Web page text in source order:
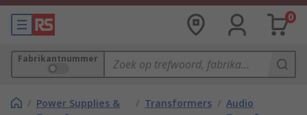
0
Fabrikantnummer
/ Power Supplies &
/ Transformers / Audio